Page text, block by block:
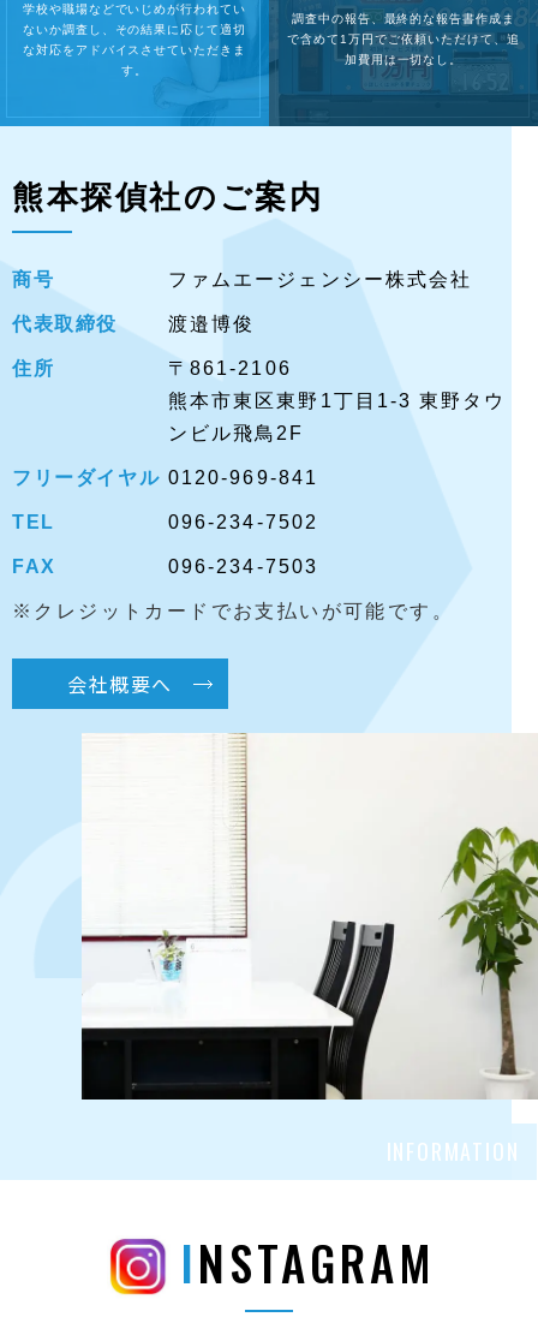
学校や職場などでいじめが行われてい
ないか調査し、その結果に応じて適切
な対応をアドバイスさせていただきま
す。
調査中の報告、最終的な報告書作成ま
で含めて1万円でご依頼いただけて、追
加費用は一切なし。
熊本探偵社のご案内
商号 ファムエージェンシー株式会社
代表取締役 渡邉博俊
住所
〒861-2106
熊本市東区東野1丁目1-3 東野タウ
ンビル飛鳥2F
フリーダイヤル 0120-969-841
TEL 096-234-7502
FAX 096-234-7503
※クレジットカードでお支払いが可能です。
会社概要へ
INFORMATION
INSTAGRAM